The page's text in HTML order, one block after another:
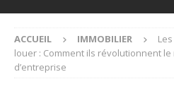
ACCUEIL IMMOBILIER
louer : Comment ils révolutionnent le
d’entreprise